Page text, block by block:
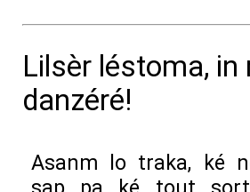
Lilsèr léstoma, in
danzéré!
Asanm lo traka, ké